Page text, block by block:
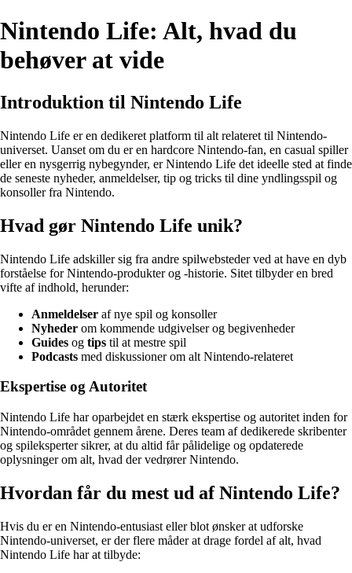
Nintendo Life: Alt, hvad du
behøver at vide
Introduktion til Nintendo Life
Nintendo Life er en dedikeret platform til alt relateret til Nintendo-
universet. Uanset om du er en hardcore Nintendo-fan, en casual spiller
eller en nysgerrig nybegynder, er Nintendo Life det ideelle sted at finde
de seneste nyheder, anmeldelser, tip og tricks til dine yndlingsspil og
konsoller fra Nintendo.
Hvad gør Nintendo Life unik?
Nintendo Life adskiller sig fra andre spilwebsteder ved at have en dyb
forståelse for Nintendo-produkter og -historie. Sitet tilbyder en bred
vifte af indhold, herunder:
Anmeldelser af nye spil og konsoller
Nyheder om kommende udgivelser og begivenheder
Guides og tips til at mestre spil
Podcasts med diskussioner om alt Nintendo-relateret
Ekspertise og Autoritet
Nintendo Life har oparbejdet en stærk ekspertise og autoritet inden for
Nintendo-området gennem årene. Deres team af dedikerede skribenter
og spileksperter sikrer, at du altid får pålidelige og opdaterede
oplysninger om alt, hvad der vedrører Nintendo.
Hvordan får du mest ud af Nintendo Life?
Hvis du er en Nintendo-entusiast eller blot ønsker at udforske
Nintendo-universet, er der flere måder at drage fordel af alt, hvad
Nintendo Life har at tilbyde: